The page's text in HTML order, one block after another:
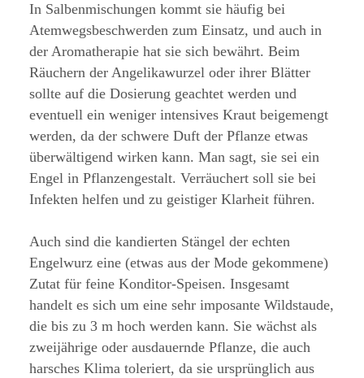
In Salbenmischungen kommt sie häufig bei
Atemwegsbeschwerden zum Einsatz, und auch in
der Aromatherapie hat sie sich bewährt. Beim
Räuchern der Angelikawurzel oder ihrer Blätter
sollte auf die Dosierung geachtet werden und
eventuell ein weniger intensives Kraut beigemengt
werden, da der schwere Duft der Pflanze etwas
überwältigend wirken kann. Man sagt, sie sei ein
Engel in Pflanzengestalt. Verräuchert soll sie bei
Infekten helfen und zu geistiger Klarheit führen.
Auch sind die kandierten Stängel der echten
Engelwurz eine (etwas aus der Mode gekommene)
Zutat für feine Konditor-Speisen. Insgesamt
handelt es sich um eine sehr imposante Wildstaude,
die bis zu 3 m hoch werden kann. Sie wächst als
zweijährige oder ausdauernde Pflanze, die auch
harsches Klima toleriert, da sie ursprünglich aus